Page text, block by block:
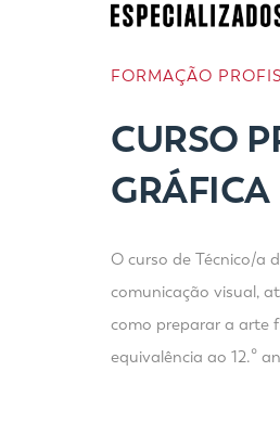
FORMAÇÃO
CURSO
GRÁFICA
O curso de Técnico/a
comunicação visual,
como preparar a arte
equivalência ao 12.º